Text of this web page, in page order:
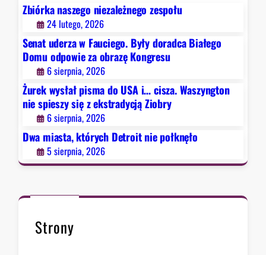
o
k
Zbiórka naszego niezależnego zespołu
24 lutego, 2026
Senat uderza w Fauciego. Były doradca Białego
Domu odpowie za obrazę Kongresu
6 sierpnia, 2026
Żurek wysłał pisma do USA i… cisza. Waszyngton
nie spieszy się z ekstradycją Ziobry
6 sierpnia, 2026
Dwa miasta, których Detroit nie połknęło
5 sierpnia, 2026
Strony